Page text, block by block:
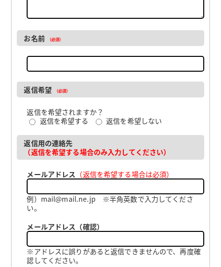
お名前 （必須）
返信希望 （必須）
返信を希望されますか？
返信を希望する
返信を希望しない
返信用の連絡先
（返信を希望する場合のみ入力してください）
メールアドレス （返信を希望する場合は必須）
例）mail@mail.ne.jp ※半角英数で入力してくださ
い。
メールアドレス（確認）
※アドレスに誤りがあると返信できませんので、再度確
認してください。